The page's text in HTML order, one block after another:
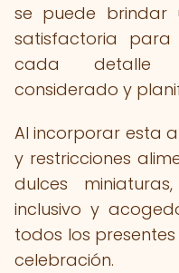
se puede brindar
satisfactoria
cada detalle
considerado y
Al incorporar esta
y restricciones
dulces
inclusivo y
todos los
celebración.